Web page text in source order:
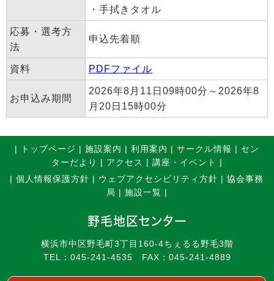
・手拭きタオル
応募・選考方
法
申込先着順
資料 PDFファイル
お申込み期間
2026年8月11日09時00分～2026年8
月20日15時00分
| トップページ | 施設案内 | 利用案内 | サークル情報 | セン
ターだより
| アクセス | 講座・イベント |
| 個人情報保護方針 | ウェブアクセシビリティ方針 | 協会事務
局 | 施設一覧 |
野毛地区センター
横浜市中区野毛町3丁目160-4ちぇるる野毛3階
TEL： 045-241-4535 FAX：045-241-4889